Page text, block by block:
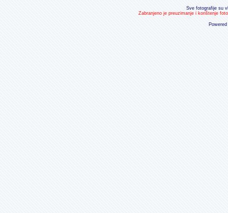
Sve fotografije su
Zabranjeno je preuzimanje i korištenje